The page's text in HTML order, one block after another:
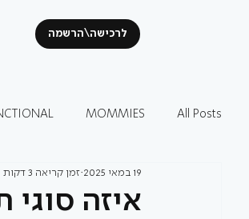
לרכישה\הרשמה
All Posts
MOMMIES
איזה סוגי
19 במאי 2025 זמן קריאה 3 דקות